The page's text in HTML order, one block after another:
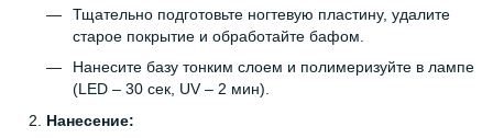
Тщательно подготовьте ногтевую пластину, удалите
старое покрытие и обработайте бафом.
Нанесите базу тонким слоем и полимеризуйте в лампе
(LED – 30 сек, UV – 2 мин).
Нанесение: